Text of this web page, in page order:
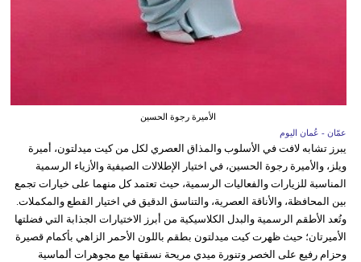
الأميرة رجوة الحسين
عمّان - عُمان اليوم
يبرز تشابه لافت في الأسلوب والمذاق العصري لكل من كيت ميدلتون، أميرة
ويلز، والأميرة رجوة الحسين، في اختيار الإطلالات الصيفية والأزياء الرسمية
المناسبة للزيارات والفعاليات الرسمية، حيث تعتمد كل منهما على خيارات تجمع
بين المحافظة، والأناقة العصرية، والتناسق الدقيق في اختيار القطع والمكملات.
وتُعد الأطقم الرسمية والبدل الكلاسيكية من أبرز الاختيارات الجذابة التي فضلتها
الأميرتان؛ حيث ظهرت كيت ميدلتون بطقم باللون الأحمر الزاهي بأكمام قصيرة
وحزام رفيع على الخصر وتنورة ميدي مريحة نسقتها مع مجوهرات ألماسية